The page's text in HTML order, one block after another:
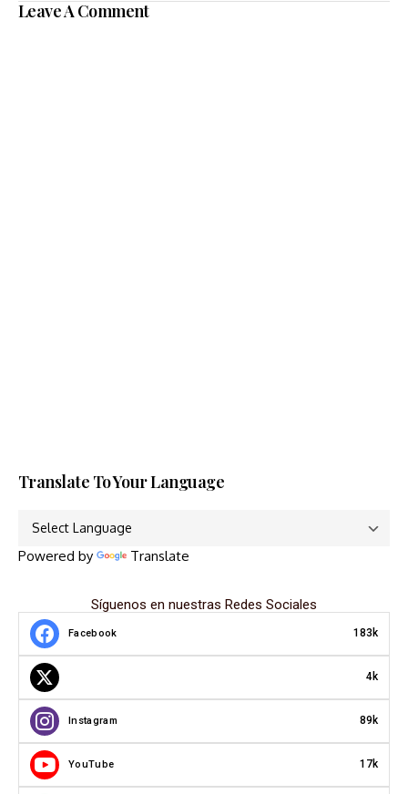
Leave A Comment
Translate To Your Language
Powered by Translate
Síguenos en nuestras Redes Sociales
Facebook 183k
4k
Instagram 89k
YouTube 17k